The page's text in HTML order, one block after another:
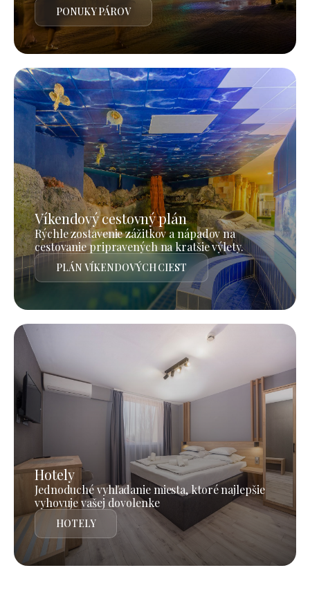
PONUKY PÁROV
Víkendový cestovný plán
Rýchle zostavenie zážitkov a nápadov na
cestovanie pripravených na kratšie výlety.
PLÁN VÍKENDOVÝCH CIEST
Hotely
Jednoduché vyhľadanie miesta, ktoré najlepšie
vyhovuje vašej dovolenke
HOTELY